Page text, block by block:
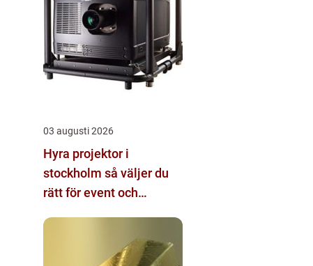
03 augusti 2026
Hyra projektor i
stockholm så väljer du
rätt för event och